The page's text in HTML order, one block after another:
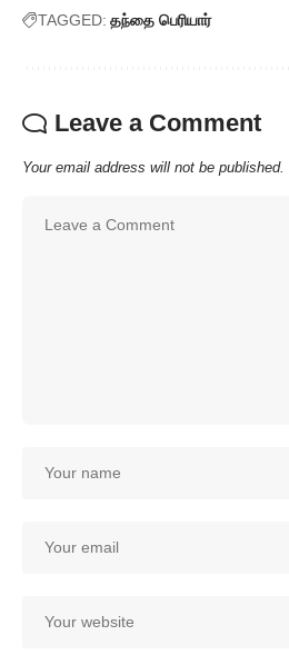
TAGGED: தந்தை பெரியார்
Leave a Comment
Your email address will not be published.